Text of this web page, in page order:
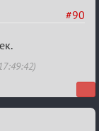
#90